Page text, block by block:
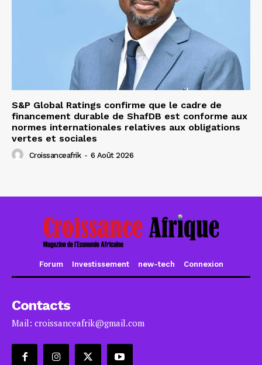
S&P Global Ratings confirme que le cadre de
financement durable de ShafDB est conforme aux
normes internationales relatives aux obligations
vertes et sociales
Croissanceafrik - 6 Août 2026
Forum Investissement new-tech Connexion
Contacts
Mail: croissanceafrik@gmail.com